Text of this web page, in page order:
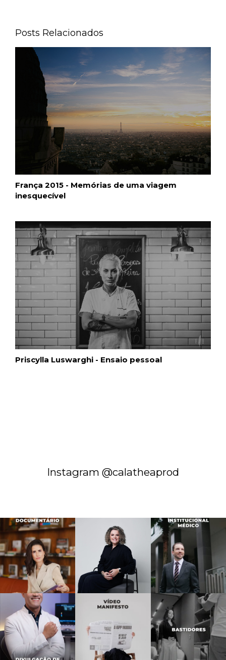
Posts Relacionados
França 2015 - Memórias de uma viagem
inesquecível
Priscylla Luswarghi - Ensaio pessoal
Instagram @calatheaprod